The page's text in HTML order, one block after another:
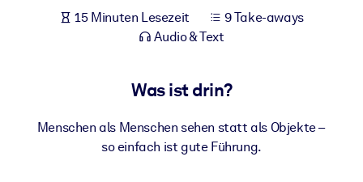
Bereichern Sie Ihre Unternehmensbibliothek mit
Ihrer KI-Systeme zu optimieren.
15 Minuten Lesezeit
9 Take-aways
Audio & Text
Was ist drin?
Menschen als Menschen sehen statt als Objekte –
so einfach ist gute Führung.